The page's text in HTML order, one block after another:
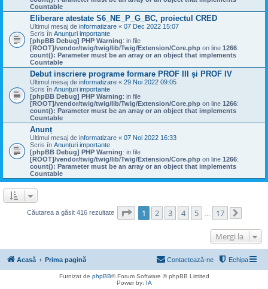
Countable
Eliberare atestate S6_NE_P_G_BC, proiectul CRED
Ultimul mesaj de informatizare « 07 Dec 2022 15:07
Scris în Anunțuri importante
[phpBB Debug] PHP Warning: in file
[ROOT]/vendor/twig/twig/lib/Twig/Extension/Core.php on line 1266:
count(): Parameter must be an array or an object that implements
Countable
Debut inscriere programe formare PROF III și PROF IV
Ultimul mesaj de informatizare « 29 Noi 2022 09:05
Scris în Anunțuri importante
[phpBB Debug] PHP Warning: in file
[ROOT]/vendor/twig/twig/lib/Twig/Extension/Core.php on line 1266:
count(): Parameter must be an array or an object that implements
Countable
Anunț
Ultimul mesaj de informatizare « 07 Noi 2022 16:33
Scris în Anunțuri importante
[phpBB Debug] PHP Warning: in file
[ROOT]/vendor/twig/twig/lib/Twig/Extension/Core.php on line 1266:
count(): Parameter must be an array or an object that implements
Countable
Căutarea a găsit 416 rezultate Pagina1 din 17
1 2 3 4 5 17
Mergi la
Acasă Prima pagină Echipa
Contactează-ne
Furnizat de phpBB® Forum Software © phpBB Limited
Power by: IA